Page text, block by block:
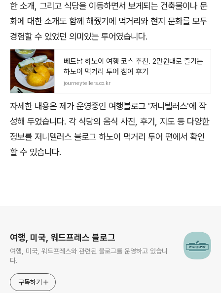
한 소개, 그리고 식당을 이동하면서 보게되는 건축물이나 문
화에 대한 소개도 함께 해줬기에 먹거리와 현지 문화를 모두
경험할 수 있었던 의미있는 투어였습니다.
베트남 하노이 여행 코스 추천. 2만원대로 즐기는
하노이 먹거리 투어 참여 후기
journeytellers.co.kr
자세한 내용은 제가 운영중인 여행블로그 '저니텔러스'에 작
성해 두었습니다. 각 식당의 음식 사진, 후기, 지도 등 다양한
정보를 저니텔러스 블로그 하노이 먹거리 투어 편에서 확인
할 수 있습니다.
여행, 미국, 워드프레스 블로그
여행, 미국, 워드프레스와 관련된 블로그를 운영하고 있습니
다.
구독하기